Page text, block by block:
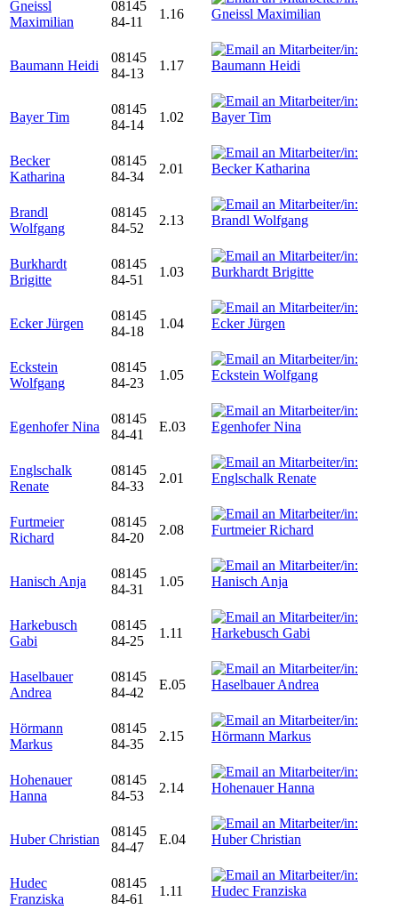
Gneissl
Maximilian
08145
84-11
1.16
Baumann Heidi
08145
84-13
1.17
Bayer Tim
08145
84-14
1.02
Becker
Katharina
08145
84-34
2.01
Brandl
Wolfgang
08145
84-52
2.13
Burkhardt
Brigitte
08145
84-51
1.03
Ecker Jürgen
08145
84-18
1.04
Eckstein
Wolfgang
08145
84-23
1.05
Egenhofer Nina
08145
84-41
E.03
Englschalk
Renate
08145
84-33
2.01
Furtmeier
Richard
08145
84-20
2.08
Hanisch Anja
08145
84-31
1.05
Harkebusch
Gabi
08145
84-25
1.11
Haselbauer
Andrea
08145
84-42
E.05
Hörmann
Markus
08145
84-35
2.15
Hohenauer
Hanna
08145
84-53
2.14
Huber Christian
08145
84-47
E.04
Hudec
Franziska
08145
84-61
1.11